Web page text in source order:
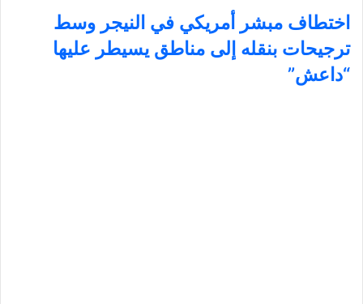
اختطاف مبشر أمريكي في النيجر وسط
ترجيحات بنقله إلى مناطق يسيطر عليها
“داعش”